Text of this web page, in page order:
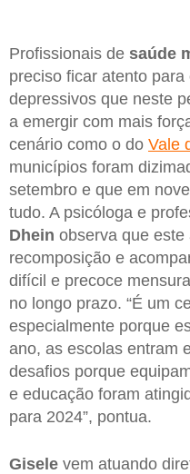
Profissionais de saúde
preciso ficar atento
depressivos que neste
a emergir com mais
cenário como o do Vale
municípios foram
setembro e que em
tudo. A psicóloga e
Dhein observa que
recomposição e
difícil e precoce
no longo prazo. “É um
especialmente porque
ano, as escolas entram
desafios porque
e educação foram
para 2024”, pontua.
Gisele vem atuando